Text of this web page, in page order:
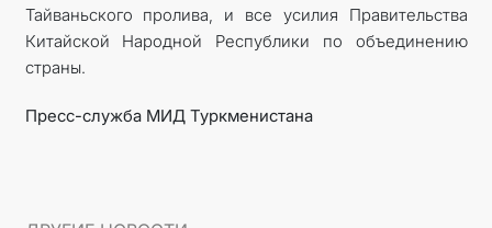
Тайваньского пролива, и все усилия Правительства
Китайской Народной Республики по объединению
страны.
Пресс-служба МИД Туркменистана